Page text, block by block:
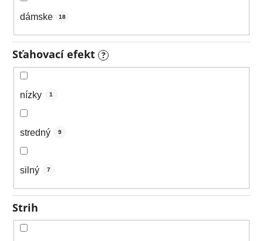
dámske 18
Sťahovací efekt ?
nízky 1
stredný 9
silný 7
Strih